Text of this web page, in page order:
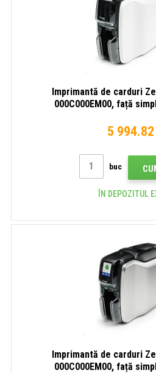
Imprimantă de carduri
000C000EM00, față
5
buc
ÎN DEPOZITUL
Imprimantă de carduri
000C000EM00, față